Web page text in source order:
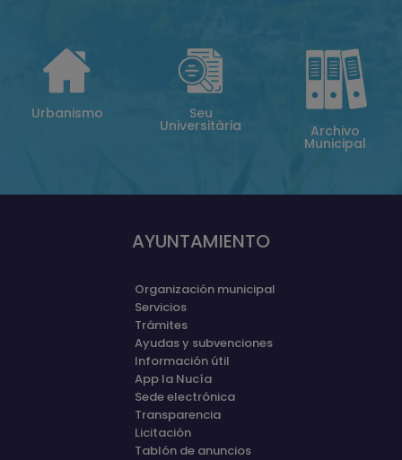
Urbanismo Seu
Universitària Archivo
Municipal
AYUNTAMIENTO
Organización municipal
Servicios
Trámites
Ayudas y subvenciones
Información útil
App la Nucía
Sede electrónica
Transparencia
Licitación
Tablón de anuncios